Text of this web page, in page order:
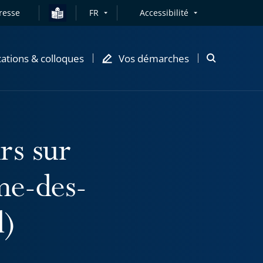
FR Accessibilité
& colloques Vos démarches
Ouvrir
sur
des-